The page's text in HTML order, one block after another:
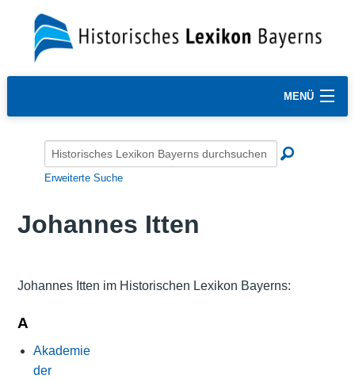
MENÜ
Erweiterte Suche
Johannes Itten
Johannes Itten im Historischen Lexikon Bayerns:
A
Akademie
der